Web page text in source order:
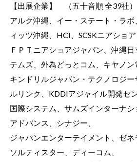
【出展企業】 （五十音順 全39社）
アルク沖縄、イー・ステート・ラ
ィッツ沖縄、HCI、SCSKニアショア
ＦＰＴニアショアジャパン、沖縄
テムズ、外為どっとコム、キヤノン
キンドリルジャパン・テクノロジ
ルリンク、KDDIアジャイル開発セン
国際システム、サムズインターナシ
アドバンス、シナジー、
ジャパンエンターテイメント、ゼネ
ソルティスター、ディーコム、